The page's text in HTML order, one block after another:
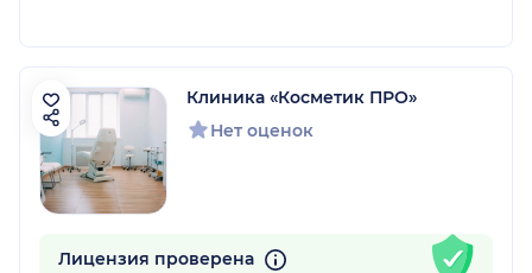
Клиника «Косметик ПРО»
Нет оценок
Лицензия проверена